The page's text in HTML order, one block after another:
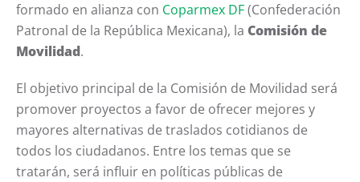
formado en alianza con Coparmex DF(Confederación
Patronal de la República Mexicana), la Comisión de
Movilidad.
El objetivo principal de la Comisión de Movilidad será
promover proyectos a favor de ofrecer mejores y
mayores alternativas de traslados cotidianos de
todos los ciudadanos. Entre los temas que se
tratarán, será influir en políticas públicas de